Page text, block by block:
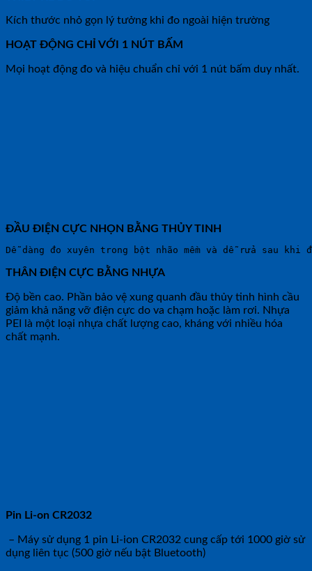
Kích thước nhỏ gọn lý tưởng khi đo ngoài hiện trường
HOẠT ĐỘNG CHỈ VỚI 1 NÚT BẤM
Mọi hoạt động đo và hiệu chuẩn chỉ với 1 nút bấm duy nhất.
ĐẦU ĐIỆN CỰC NHỌN BẰNG THỦY TINH
Dễ dàng đo xuyên trong bột nhão mềm và dễ rửa sau khi
THÂN ĐIỆN CỰC BẰNG NHỰA
Độ bền cao. Phần bảo vệ xung quanh đầu thủy tinh hình cầu
giảm khả năng vỡ điện cực do va chạm hoặc làm rơi. Nhựa
PEI là một loại nhựa chất lượng cao, kháng với nhiều hóa
chất mạnh.
Pin Li-on CR2032
– Máy sử dụng 1 pin Li-ion CR2032 cung cấp tới 1000 giờ sử
dụng liên tục (500 giờ nếu bật Bluetooth)